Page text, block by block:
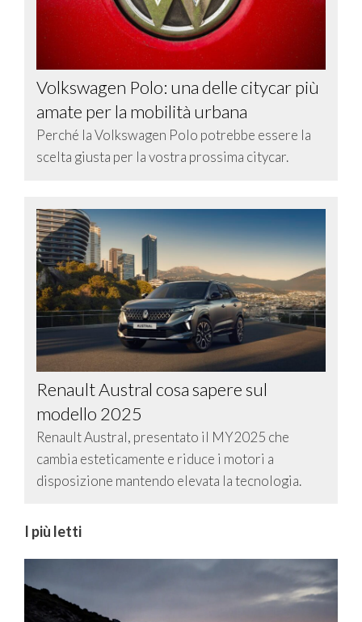
Volkswagen Polo: una delle citycar più
amate per la mobilità urbana
Perché la Volkswagen Polo potrebbe essere la
scelta giusta per la vostra prossima citycar.
Renault Austral cosa sapere sul
modello 2025
Renault Austral, presentato il MY2025 che
cambia esteticamente e riduce i motori a
disposizione mantendo elevata la tecnologia.
I più letti